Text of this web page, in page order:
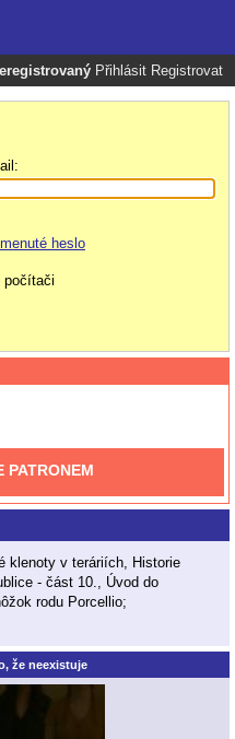
Přihlásit Registrovat
heslo
počítači
PATRONEM
klenoty v teráriích, Historie
- část 10., Úvod do
rodu Porcellio;
že neexistuje